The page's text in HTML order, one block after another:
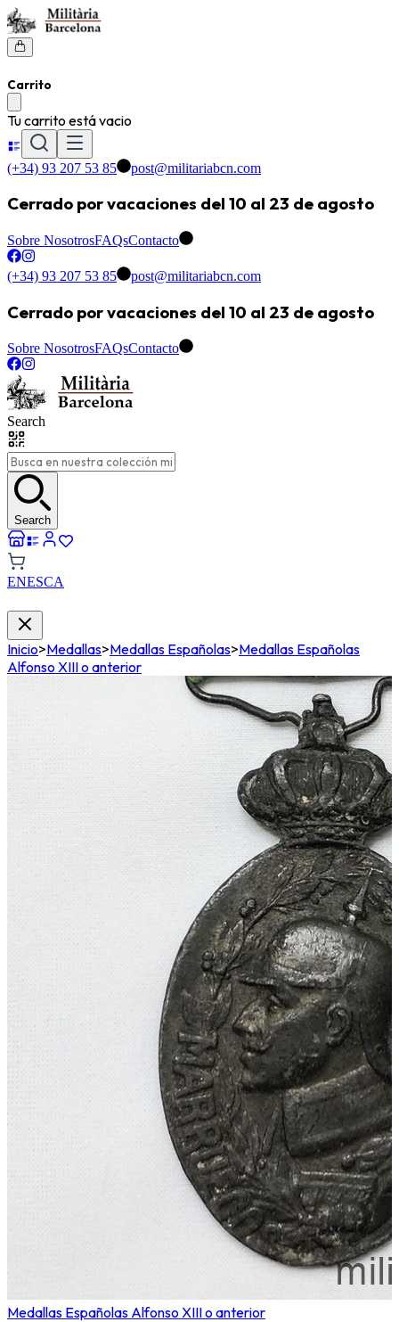
Carrito
Tu carrito está vacio
(+34) 93 207 53 85 post@militariabcn.com
Cerrado por vacaciones del 10 al 23 de agosto
Sobre NosotrosFAQsContacto
(+34) 93 207 53 85 post@militariabcn.com
Cerrado por vacaciones del 10 al 23 de agosto
Sobre NosotrosFAQsContacto
Search
Search
ENESCA
Inicio>Medallas>Medallas Españolas>Medallas Españolas
Alfonso XIII o anterior
Medallas Españolas Alfonso XIII o anterior